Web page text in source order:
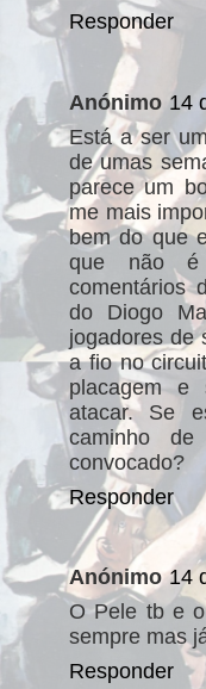
Responder
Anónimo 14
Está a ser
de umas
parece um
me mais
bem do que
que não é
comentários
do Diogo
jogadores de
a fio no
placagem e
atacar. Se
caminho
convocado?
Responder
Anónimo 14
O Pele tb e
sempre mas
Responder